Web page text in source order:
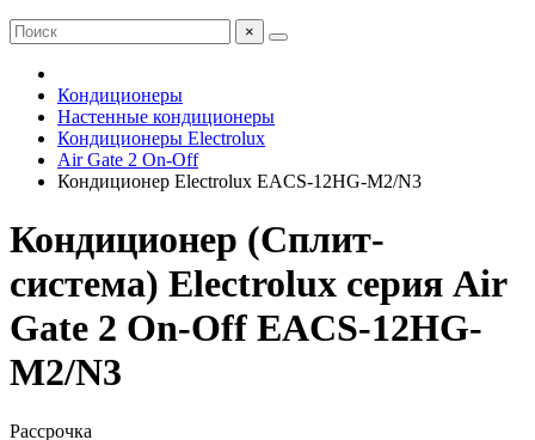
×
Кондиционеры
Настенные кондиционеры
Кондиционеры Electrolux
Air Gate 2 On-Off
Кондиционер Electrolux EACS-12HG-M2/N3
Кондиционер (Сплит-
система) Electrolux серия Air
Gate 2 On-Off EACS-12HG-
M2/N3
Рассрочка